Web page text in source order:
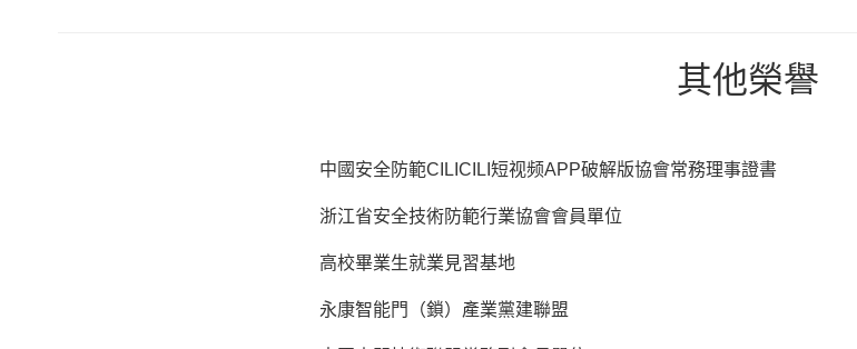
其他榮譽
中國安全防範CILICILI短视频APP破解版協會常務理事證書
浙江省安全技術防範行業協會會員單位
高校畢業生就業見習基地
永康智能門（鎖）產業黨建聯盟